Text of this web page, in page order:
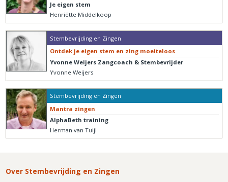
Je eigen stem
Henriëtte Middelkoop
Stembevrijding en Zingen
Ontdek je eigen stem en zing moeiteloos
Yvonne Weijers Zangcoach & Stembevrijder
Yvonne Weijers
Stembevrijding en Zingen
Mantra zingen
AlphaBeth training
Herman van Tuijl
Over Stembevrijding en Zingen